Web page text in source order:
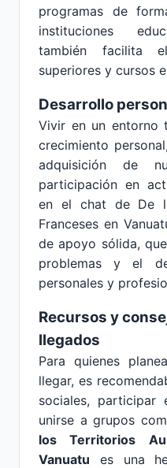
programas de
instituciones
también facilita
superiores y cursos
Desarrollo
Vivir en un entorno
crecimiento
adquisición de
participación en
en el chat de De
Franceses en
de apoyo sólida,
problemas y el
personales y
Recursos y
llegados
Para quienes
llegar, es
sociales, participar
unirse a grupos
los Territorios
Vanuatu es una